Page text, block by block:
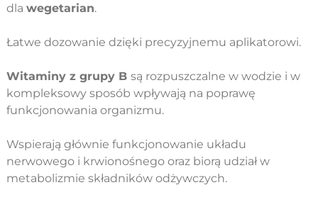
dla wegetarian.
Łatwe dozowanie dzięki precyzyjnemu aplikatorowi.
Witaminy z grupy B są rozpuszczalne w wodzie i w
kompleksowy sposób wpływają na poprawę
funkcjonowania organizmu.
Wspierają głównie funkcjonowanie układu
nerwowego i krwionośnego oraz biorą udział w
metabolizmie składników odżywczych.